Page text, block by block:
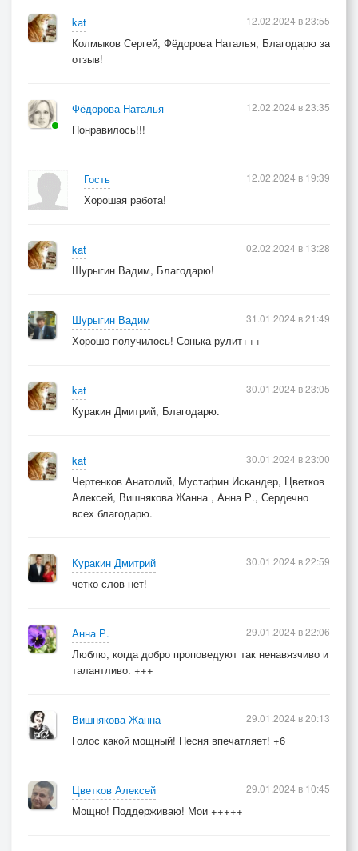
kat
Колмыков Сергей, Фёдорова Наталья, Благодарю за
отзыв!
12.02.2024 в 23:55
Фёдорова Наталья
Понравилось!!!
12.02.2024 в 23:35
Гость
Хорошая работа!
12.02.2024 в 19:39
kat
Шурыгин Вадим, Благодарю!
02.02.2024 в 13:28
Шурыгин Вадим
Хорошо получилось! Сонька рулит+++
31.01.2024 в 21:49
kat
Куракин Дмитрий, Благодарю.
30.01.2024 в 23:05
kat
Чертенков Анатолий, Мустафин Искандер, Цветков
Алексей, Вишнякова Жанна , Анна Р., Сердечно
всех благодарю.
30.01.2024 в 23:00
Куракин Дмитрий
четко слов нет!
30.01.2024 в 22:59
Анна Р.
Люблю, когда добро проповедуют так ненавязчиво и
талантливо. +++
29.01.2024 в 22:06
Вишнякова Жанна
Голос какой мощный! Песня впечатляет! +6
29.01.2024 в 20:13
Цветков Алексей
Мощно! Поддерживаю! Мои +++++
29.01.2024 в 10:45